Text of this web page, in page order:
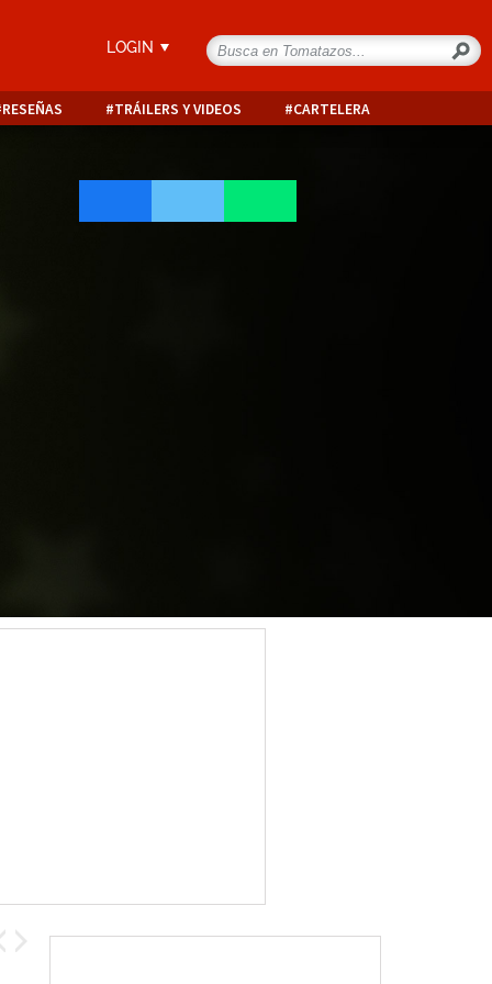
LOGIN
RESEÑAS TRÁILERS Y VIDEOS CARTELERA